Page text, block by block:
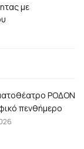
με
ΡΟΔΟΝ
πενθήμερο